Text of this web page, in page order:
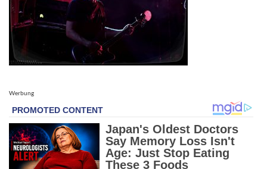
Werbung